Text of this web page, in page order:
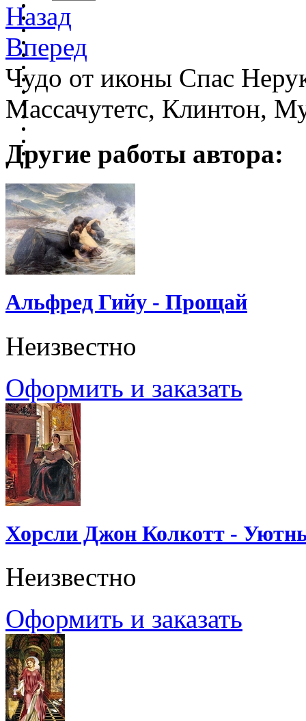
Назад
Вперед
Чудо от иконы Спас
Массачутетс, Клинтон,
Другие работы автора:
Альфред Гийу - Прощай
Неизвестно
Оформить и заказать
Хорсли Джон Колкотт -
Неизвестно
Оформить и заказать